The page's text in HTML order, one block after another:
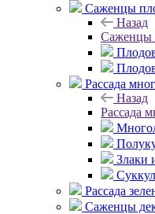
Саженцы
Назад
Саженцы
Рассада
Назад
Рассада
Злаки
Рассада
Саженцы